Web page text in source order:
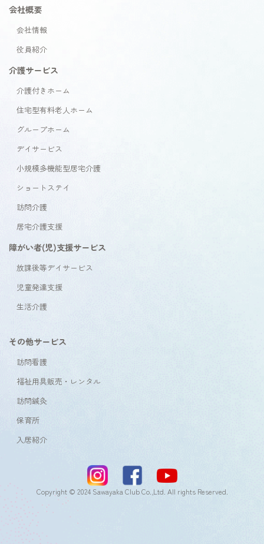
会社概要
会社情報
役員紹介
介護サービス
介護付きホーム
住宅型有料老人ホーム
グループホーム
デイサービス
小規模多機能型居宅介護
ショートステイ
訪問介護
居宅介護支援
障がい者(児)支援サービス
放課後等デイサービス
児童発達支援
生活介護
その他サービス
訪問看護
福祉用具販売・レンタル
訪問鍼灸
保育所
入居紹介
Copyright © 2024 Sawayaka Club Co.,Ltd. All rights Reserved.